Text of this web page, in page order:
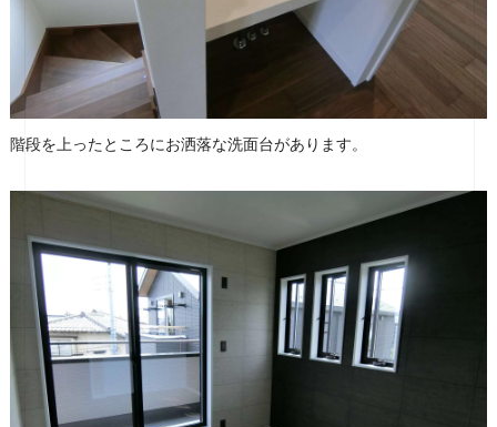
階段を上ったところにお洒落な洗面台があります。